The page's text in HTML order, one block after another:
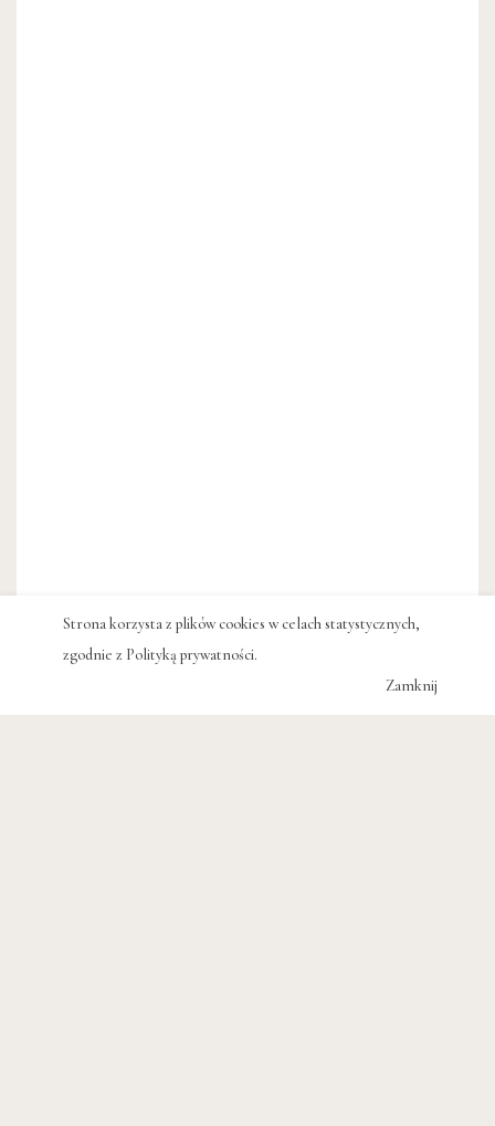
Strona korzysta z plików cookies w celach statystycznych,
zgodnie z Polityką prywatności.
Zamknij